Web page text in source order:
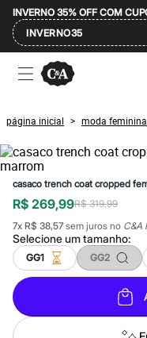
INVERNO 35% OFF COM
INVERNO35
Ofertas
Compre por
Masculino
Infantil
Calçados
Mindse7
Plus Size
Até 20% off
Até 40% off
Até 60% off
A partir de 60% off
Feminino
Em alta
Inverno
Alfaiataria
Novidades
Roupas
Blusas e Camisetas
página inicial > moda feminina
casaco trench coat cropped
R$ 269,99R$ 319,99
7x R$ 38,57 sem juros no C&A
Selecione umtamanho:
GG1 GG2